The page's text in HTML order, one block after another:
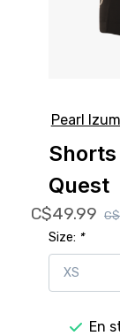
Pearl
Quest
C$49.99
Size: *
En